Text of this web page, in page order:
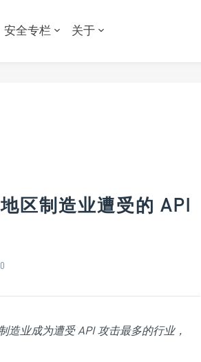
安全专栏 关于
区制造业遭受的 API
0
造业成为遭受API攻击最多的行业，